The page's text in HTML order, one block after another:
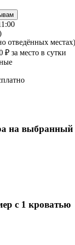
отведённых местах)
₽ за место в сутки
на выбранный
с 1 кроватью